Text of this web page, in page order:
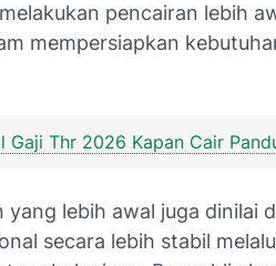
pencairan lebih
mempersiapkan
Gaji Thr 2026 Kapan Cair
yang lebih awal juga dinilai
secara lebih stabil